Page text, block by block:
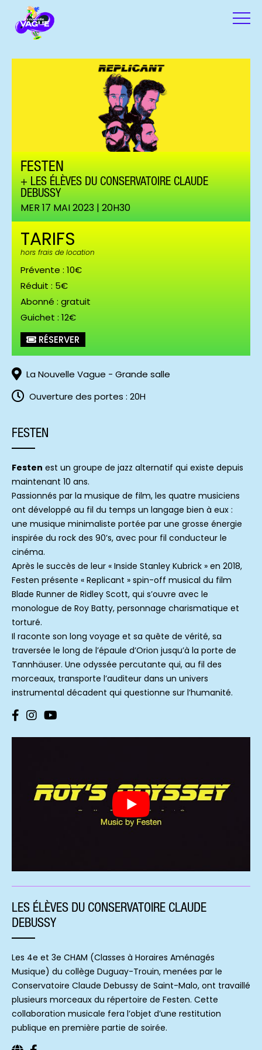
FESTEN
LES ÉLÈVES DU CONSERVATOIRE CLAUDE
DEBUSSY
MER 17 MAI 2023 | 20H30
TARIFS
hors frais de location
Prévente : 10€
Réduit : 5€
Abonné : gratuit
Guichet : 12€
RÉSERVER
La Nouvelle Vague - Grande salle
Ouverture des portes : 20H
FESTEN
Festen est un groupe de jazz alternatif qui existe depuis
maintenant 10 ans.
Passionnés par la musique de film, les quatre musiciens
ont développé au fil du temps un langage bien à eux :
une musique minimaliste portée par une grosse énergie
inspirée du rock des 90’s, avec pour fil conducteur le
cinéma.
Après le succès de leur « Inside Stanley Kubrick » en 2018,
Festen présente « Replicant » spin-off musical du film
Blade Runner de Ridley Scott, qui s’ouvre avec le
monologue de Roy Batty, personnage charismatique et
torturé.
Il raconte son long voyage et sa quête de vérité, sa
traversée le long de l’épaule d’Orion jusqu’à la porte de
Tannhäuser. Une odyssée percutante qui, au fil des
morceaux, transporte l’auditeur dans un univers
instrumental décadent qui questionne sur l’humanité.
LES ÉLÈVES DU CONSERVATOIRE CLAUDE
DEBUSSY
Les 4e et 3e CHAM (Classes à Horaires Aménagés
Musique) du collège Duguay-Trouin, menées par le
Conservatoire Claude Debussy de Saint-Malo, ont travaillé
plusieurs morceaux du répertoire de Festen. Cette
collaboration musicale fera l’objet d’une restitution
publique en première partie de soirée.